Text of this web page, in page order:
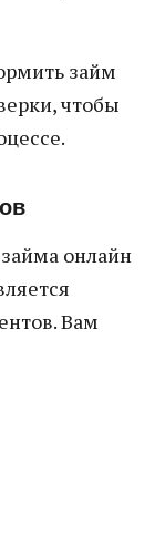
займ
чтобы
онлайн
Вам